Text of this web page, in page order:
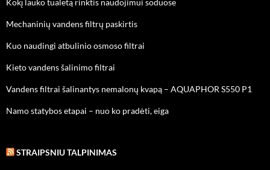
Kokį lauko tualetą rinktis naudojimui soduose
Mechaninių vandens filtrų paskirtis
Kuo naudingi atbulinio osmoso filtrai
Kieto vandens šalinimo filtrai
Vandens filtrai šalinantys nemalonų kvapą – AQUAPHOR S550 P1
Namo statybos etapai – nuo ko pradėti, eiga
STRAIPSNIU TALPINIMAS